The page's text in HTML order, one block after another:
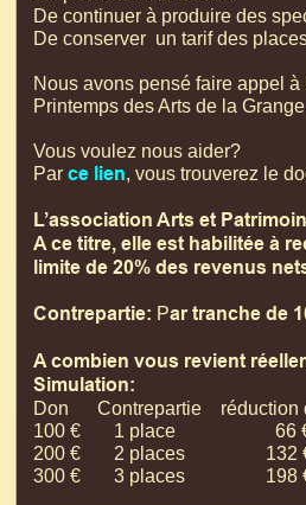
De continuer à produire des
De conserver un tarif des
Nous avons pensé faire appel
Printemps des Arts de la
Vous voulez nous aider?
Par ce lien, vous trouverez le
L’association Arts et
A ce titre, elle est habilitée à
limite de 20% des revenus
Contrepartie: Par tranche de
A combien vous revient
Simulation:
Don Contrepartie réduction
100 € 1 place 66 € 12 €
200 € 2 places 132 € 24
300 € 3 places 198 € 36